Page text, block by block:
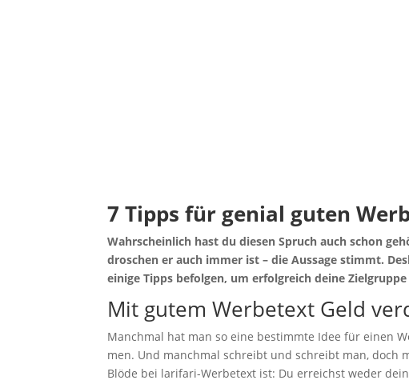
7 Tipps für geni­al guten
Wahr­schein­lich hast du die­sen Spruch auch schon
dro­schen er auch immer ist – die Aus­sa­ge stimmt.
eini­ge Tipps befol­gen, um erfolg­reich dei­ne
Mit gutem Wer­be­text Geld
Manch­mal hat man so eine bestimm­te Idee für einen
men. Und manch­mal schreibt und schreibt man, doch
Blö­de bei lari­fa­ri-Wer­be­text ist: Du erreichst weder